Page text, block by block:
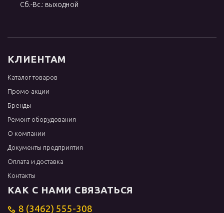
Сб.-Вс.: выходной
КЛИЕНТАМ
Каталог товаров
Промо-акции
Бренды
Ремонт оборудования
О компании
Документы предприятия
Оплата и доставка
Контакты
КАК С НАМИ СВЯЗАТЬСЯ
8 (3462) 555-308